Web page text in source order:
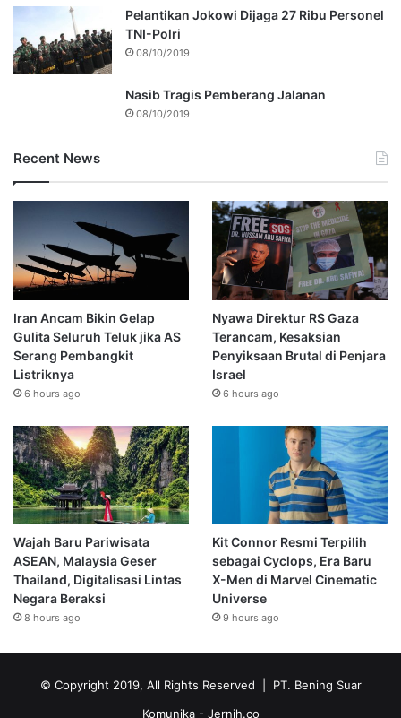
Pelantikan Jokowi Dijaga 27 Ribu Personel
TNI-Polri
08/10/2019
Nasib Tragis Pemberang Jalanan
08/10/2019
Recent News
Iran Ancam Bikin Gelap
Gulita Seluruh Teluk jika AS
Serang Pembangkit
Listriknya
6 hours ago
Nyawa Direktur RS Gaza
Terancam, Kesaksian
Penyiksaan Brutal di Penjara
Israel
6 hours ago
Wajah Baru Pariwisata
ASEAN, Malaysia Geser
Thailand, Digitalisasi Lintas
Negara Beraksi
8 hours ago
Kit Connor Resmi Terpilih
sebagai Cyclops, Era Baru
X-Men di Marvel Cinematic
Universe
9 hours ago
© Copyright 2019, All Rights Reserved | PT. Bening Suar
Komunika - Jernih.co